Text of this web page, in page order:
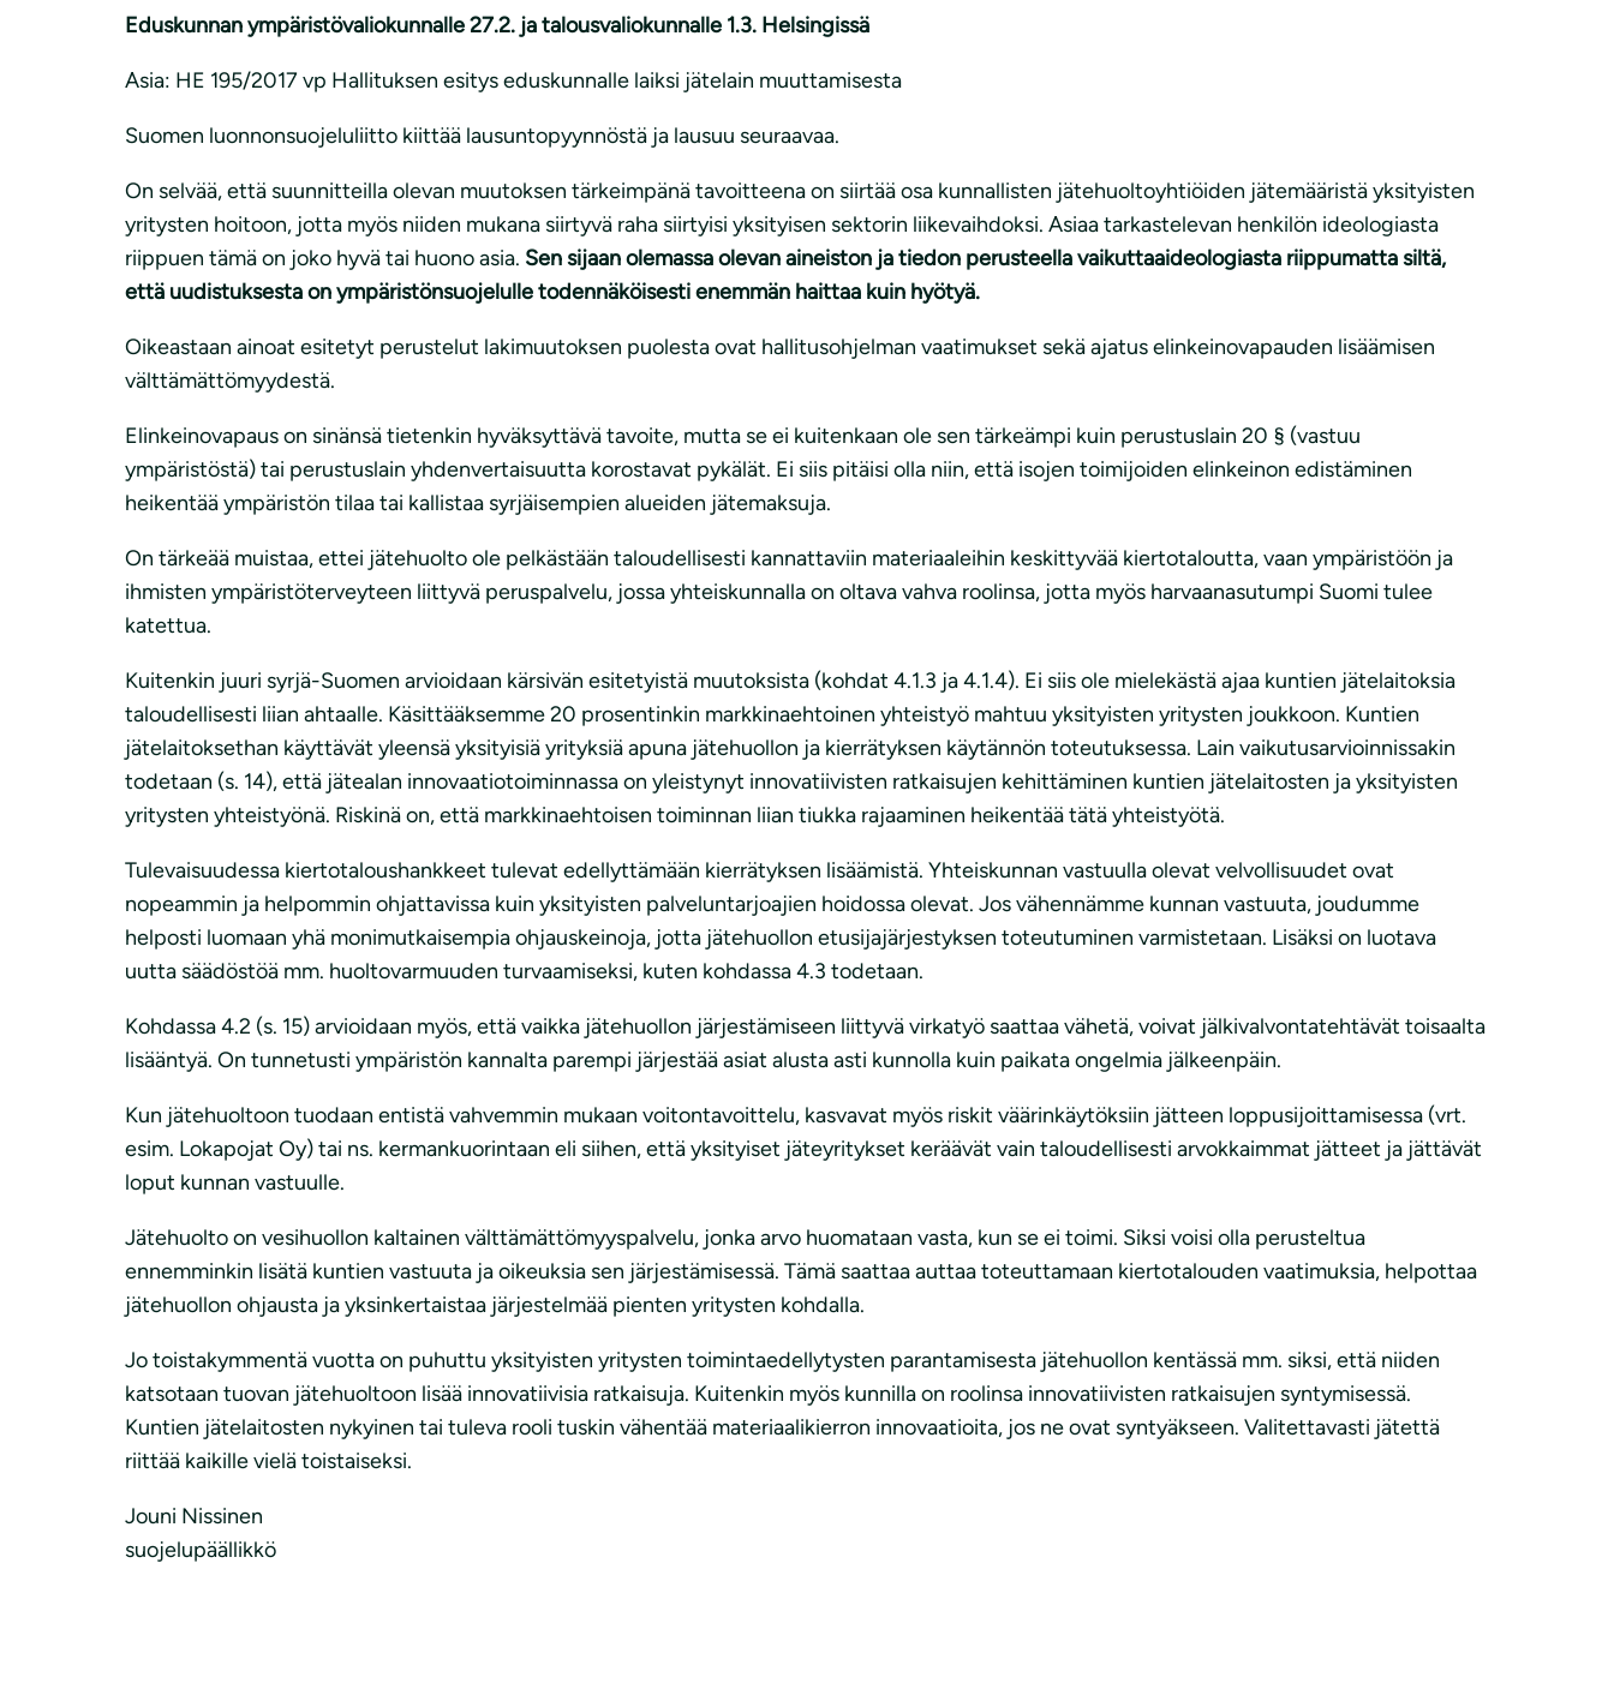
Eduskunnan ympäristövaliokunnalle 27.2. ja talousvaliokunnalle 1.3. Helsingissä
Asia: HE 195/2017 vp Hallituksen esitys eduskunnalle laiksi jätelain muuttamisesta
Suomen luonnonsuojeluliitto kiittää lausuntopyynnöstä ja lausuu seuraavaa.
On selvää, että suunnitteilla olevan muutoksen tärkeimpänä tavoitteena on siirtää osa kunnallisten jätehuoltoyhtiöiden jätemääristä yksityisten
yritysten hoitoon, jotta myös niiden mukana siirtyvä raha siirtyisi yksityisen sektorin liikevaihdoksi. Asiaa tarkastelevan henkilön ideologiasta
riippuen tämä on joko hyvä tai huono asia. Sen sijaan olemassa olevan aineiston ja tiedon perusteella vaikuttaaideologiasta riippumatta siltä,
että uudistuksesta on ympäristönsuojelulle todennäköisesti enemmän haittaa kuin hyötyä.
Oikeastaan ainoat esitetyt perustelut lakimuutoksen puolesta ovat hallitusohjelman vaatimukset sekä ajatus elinkeinovapauden lisäämisen
välttämättömyydestä.
Elinkeinovapaus on sinänsä tietenkin hyväksyttävä tavoite, mutta se ei kuitenkaan ole sen tärkeämpi kuin perustuslain 20 § (vastuu
ympäristöstä) tai perustuslain yhdenvertaisuutta korostavat pykälät. Ei siis pitäisi olla niin, että isojen toimijoiden elinkeinon edistäminen
heikentää ympäristön tilaa tai kallistaa syrjäisempien alueiden jätemaksuja.
On tärkeää muistaa, ettei jätehuolto ole pelkästään taloudellisesti kannattaviin materiaaleihin keskittyvää kiertotaloutta, vaan ympäristöön ja
ihmisten ympäristöterveyteen liittyvä peruspalvelu, jossa yhteiskunnalla on oltava vahva roolinsa, jotta myös harvaanasutumpi Suomi tulee
katettua.
Kuitenkin juuri syrjä-Suomen arvioidaan kärsivän esitetyistä muutoksista (kohdat 4.1.3 ja 4.1.4). Ei siis ole mielekästä ajaa kuntien jätelaitoksia
taloudellisesti liian ahtaalle. Käsittääksemme 20 prosentinkin markkinaehtoinen yhteistyö mahtuu yksityisten yritysten joukkoon. Kuntien
jätelaitoksethan käyttävät yleensä yksityisiä yrityksiä apuna jätehuollon ja kierrätyksen käytännön toteutuksessa. Lain vaikutusarvioinnissakin
todetaan (s. 14), että jätealan innovaatiotoiminnassa on yleistynyt innovatiivisten ratkaisujen kehittäminen kuntien jätelaitosten ja yksityisten
yritysten yhteistyönä. Riskinä on, että markkinaehtoisen toiminnan liian tiukka rajaaminen heikentää tätä yhteistyötä.
Tulevaisuudessa kiertotaloushankkeet tulevat edellyttämään kierrätyksen lisäämistä. Yhteiskunnan vastuulla olevat velvollisuudet ovat
nopeammin ja helpommin ohjattavissa kuin yksityisten palveluntarjoajien hoidossa olevat. Jos vähennämme kunnan vastuuta, joudumme
helposti luomaan yhä monimutkaisempia ohjauskeinoja, jotta jätehuollon etusijajärjestyksen toteutuminen varmistetaan. Lisäksi on luotava
uutta säädöstöä mm. huoltovarmuuden turvaamiseksi, kuten kohdassa 4.3 todetaan.
Kohdassa 4.2 (s. 15) arvioidaan myös, että vaikka jätehuollon järjestämiseen liittyvä virkatyö saattaa vähetä, voivat jälkivalvontatehtävät toisaalta
lisääntyä. On tunnetusti ympäristön kannalta parempi järjestää asiat alusta asti kunnolla kuin paikata ongelmia jälkeenpäin.
Kun jätehuoltoon tuodaan entistä vahvemmin mukaan voitontavoittelu, kasvavat myös riskit väärinkäytöksiin jätteen loppusijoittamisessa (vrt.
esim. Lokapojat Oy) tai ns. kermankuorintaan eli siihen, että yksityiset jäteyritykset keräävät vain taloudellisesti arvokkaimmat jätteet ja jättävät
loput kunnan vastuulle.
Jätehuolto on vesihuollon kaltainen välttämättömyyspalvelu, jonka arvo huomataan vasta, kun se ei toimi. Siksi voisi olla perusteltua
ennemminkin lisätä kuntien vastuuta ja oikeuksia sen järjestämisessä. Tämä saattaa auttaa toteuttamaan kiertotalouden vaatimuksia, helpottaa
jätehuollon ohjausta ja yksinkertaistaa järjestelmää pienten yritysten kohdalla.
Jo toistakymmentä vuotta on puhuttu yksityisten yritysten toimintaedellytysten parantamisesta jätehuollon kentässä mm. siksi, että niiden
katsotaan tuovan jätehuoltoon lisää innovatiivisia ratkaisuja. Kuitenkin myös kunnilla on roolinsa innovatiivisten ratkaisujen syntymisessä.
Kuntien jätelaitosten nykyinen tai tuleva rooli tuskin vähentää materiaalikierron innovaatioita, jos ne ovat syntyäkseen. Valitettavasti jätettä
riittää kaikille vielä toistaiseksi.
Jouni Nissinen
suojelupäällikkö